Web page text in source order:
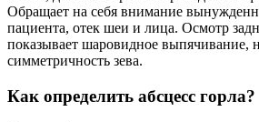
Обращает на себя внимание
пациента, отек шеи и лица. Осмотр
показывает шаровидное выпячивание,
симметричность зева.
Как определить абсцесс горла?